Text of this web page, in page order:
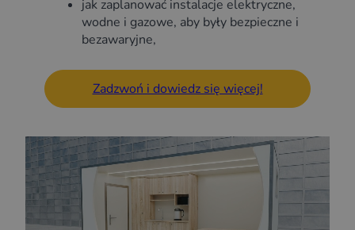
jak zaplanować instalacje elektryczne,
wodne i gazowe, aby były bezpieczne i
bezawaryjne,
Zadzwoń i dowiedz się więcej!